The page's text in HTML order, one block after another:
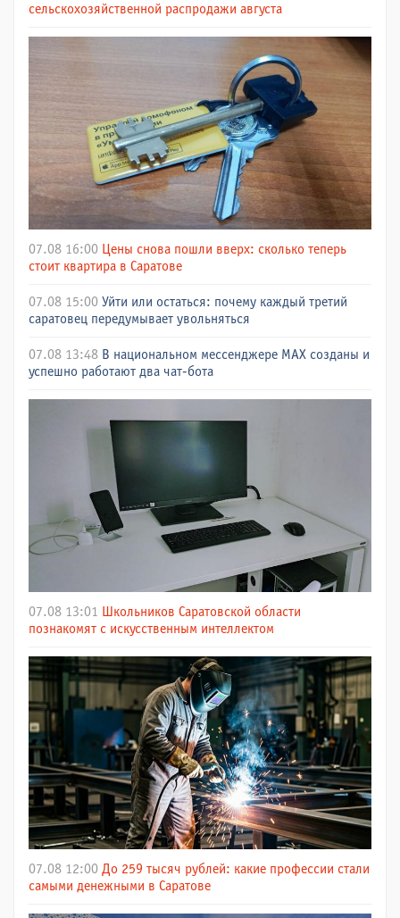
сельскохозяйственной распродажи августа
07.08 16:00 Цены снова пошли вверх: сколько теперь
стоит квартира в Саратове
07.08 15:00 Уйти или остаться: почему каждый третий
саратовец передумывает увольняться
07.08 13:48 В национальном мессенджере МАХ созданы и
успешно работают два чат-бота
07.08 13:01
Школьников Саратовской области
познакомят с искусственным интеллектом
07.08 12:00 До 259 тысяч рублей: какие профессии стали
самыми денежными в Саратове